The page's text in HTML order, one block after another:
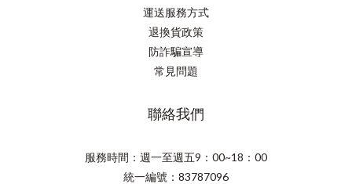
運送服務方式
退換貨政策
防詐騙宣導
常見問題
聯絡我們
服務時間：週一至週五9：00~18：00
統一編號：83787096